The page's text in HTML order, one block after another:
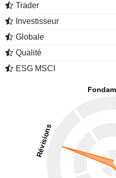
Trader
Investisseur
Globale
Qualité
ESG MSCI